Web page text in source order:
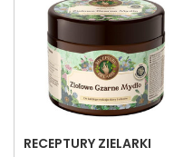
RECEPTURY ZIELARKI